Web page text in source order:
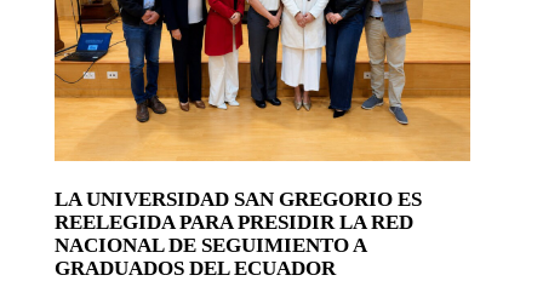
LA UNIVERSIDAD SAN GREGORIO ES
REELEGIDA PARA PRESIDIR LA RED
NACIONAL DE SEGUIMIENTO A
GRADUADOS DEL ECUADOR